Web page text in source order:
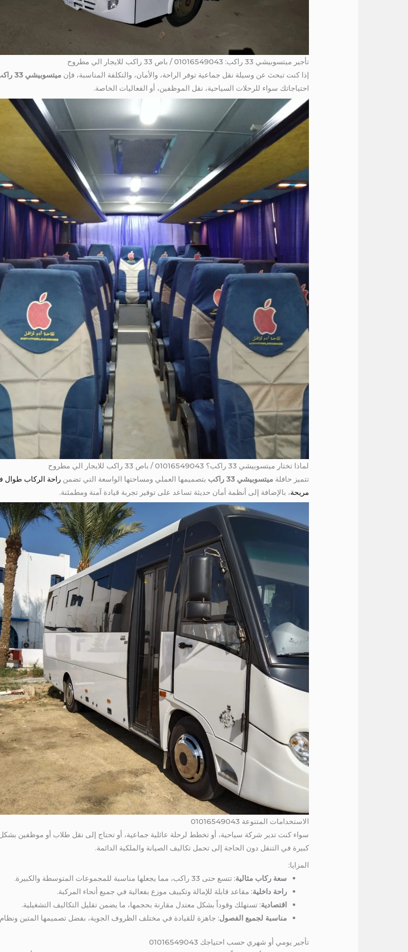
تأجير ميتسوبيشي 33 راكب: 01016549043 / باص 33 راكب للايجار الي مطروح
إذا كنت تبحث عن وسيلة نقل جماعية توفر الراحة، والأمان، والتكلفة المناسبة، فإنميتسوبيشي 33 راكب
احتياجاتك سواء للرحلات السياحية، نقل الموظفين، أو الفعاليات الخاصة.
لماذا تختار ميتسوبيشي 33 راكب؟ 01016549043 / باص 33 راكب للايجار الي مطروح
تتميز حافلةميتسوبيشي 33 راكب بتصميمها العملي ومساحتها الواسعة التي تضمن راحة الركاب طوال
مريحة، بالإضافة إلى أنظمة أمان حديثة تساعد على توفير تجربة قيادة آمنة ومطمئنة.
الاستخدامات المتنوعة 01016549043
سواء كنت تدير شركة سياحية، أو تخطط لرحلة عائلية جماعية، أو تحتاج إلى نقل طلاب أو موظفين
كبيرة في التنقل دون الحاجة إلى تحمل تكاليف الصيانة والملكية الدائمة.
المزايا:
سعة ركاب مثالية: تتسع حتى 33 راكب، مما يجعلها مناسبة للمجموعات المتوسطة والكبيرة.
راحة داخلية: مقاعد قابلة للإمالة وتكييف موزع بفعالية في جميع أنحاء المركبة.
اقتصادية: تستهلك وقوداً بشكل معتدل مقارنة بحجمها، ما يضمن تقليل التكاليف التشغيلية.
مناسبة لجميع الفصول: جاهزة للقيادة في مختلف الظروف الجوية، بفضل تصميمها المتين ونظام
تأجير يومي أو شهري حسب احتياجك 01016549043